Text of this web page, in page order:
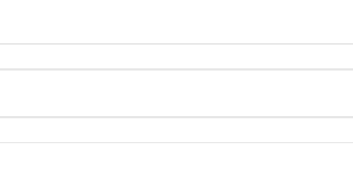
هدیه برای خرید های بالای ۵ میلیون